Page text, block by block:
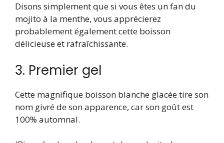
Disons simplement que si vous êtes un fan du
mojito à la menthe, vous apprécierez
probablement également cette boisson
délicieuse et rafraîchissante.
3. Premier gel
Cette magnifique boisson blanche glacée tire son
nom givré de son apparence, car son goût est
100% automnal.